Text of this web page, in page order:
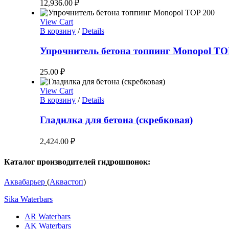
12,936.00 ₽
View Cart
В корзину / Details
Упрочнитель бетона топпинг Monopol
25.00 ₽
View Cart
В корзину / Details
Гладилка для бетона (скребковая)
2,424.00 ₽
Каталог производителей гидрошпонок:
Аквабарьер (Аквастоп)
Sika Waterbars
AR Waterbars
AK Waterbars